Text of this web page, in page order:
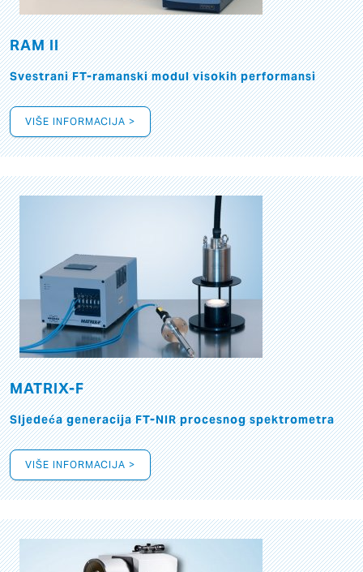
RAM II
Svestrani FT-ramanski modul visokih performansi
VIŠE INFORMACIJA >
MATRIX-F
Sljedeća generacija FT-NIR procesnog spektrometra
VIŠE INFORMACIJA >